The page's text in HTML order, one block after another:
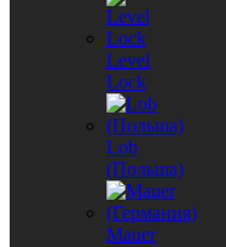
Level
Lock
Lob
(Польша)
Mauer